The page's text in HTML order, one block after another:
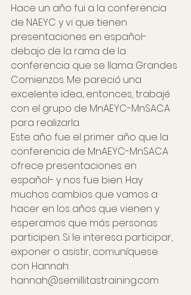
Hace un año fui a la conferencia
de NAEYC y vi que tienen
presentaciones en español-
debajo de la rama de la
conferencia que se llama Grandes
Comienzos. Me pareció una
excelente idea, entonces, trabajé
con el grupo de MnAEYC-MnSACA
para realizarla.
Este año fue el primer año que la
conferencia de MnAEYC-MnSACA
ofrece presentaciones en
español- y nos fue bien. Hay
muchos cambios que vamos a
hacer en los años que vienen y
esperamos que más personas
participen. Si le interesa participar,
exponer o asistir, comuníquese
con Hannah:
hannah@semillitastraining.com